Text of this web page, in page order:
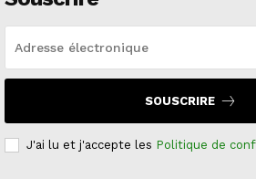
SOUSCRIRE
J'ai lu et j'accepte les Politique de